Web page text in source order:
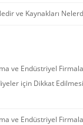
ve Kaynakları
ve Endüstriyel
için Dikkat
ve Endüstriyel